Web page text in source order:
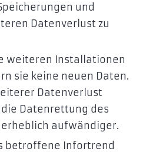
und
Datenverlust zu
weiteren Installationen
sie keine neuen Daten.
Datenverlust
Datenrettung des
erheblich aufwändiger.
betroffene Infortrend